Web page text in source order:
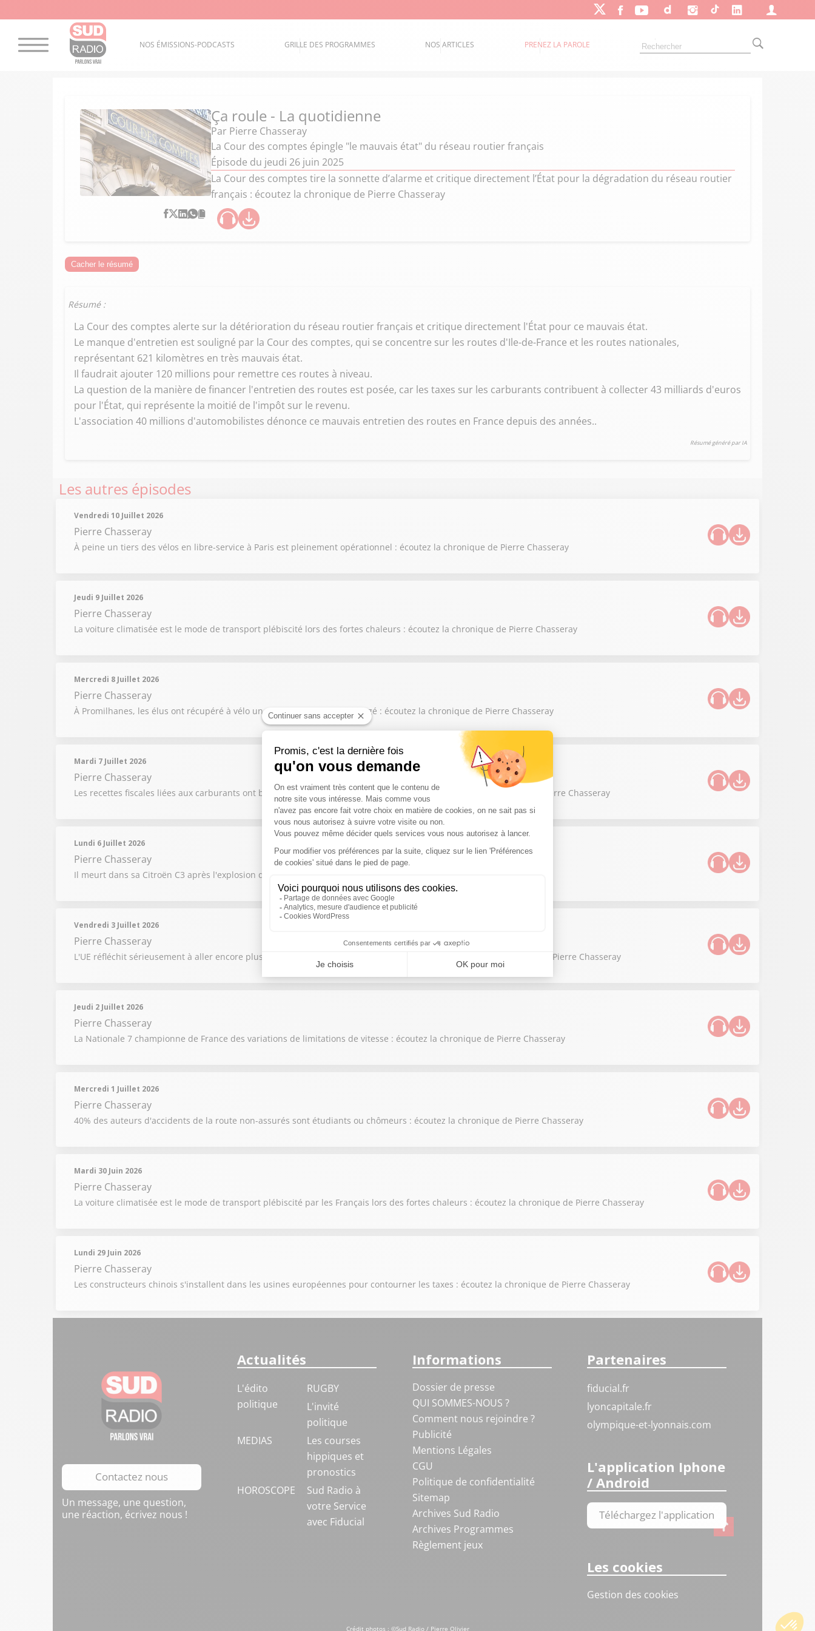
NOS ÉMISSIONS-PODCASTS GRILLE DES PROGRAMMES NOS ARTICLES PRENEZ LA PAROLE
Ça roule - La quotidienne
Par Pierre Chasseray
La Cour des comptes épingle "le mauvais état" du réseau routier français
Épisode du jeudi 26 juin 2025
La Cour des comptes tire la sonnette d’alarme et critique directement l’État pour la dégradation du réseau routier
français : écoutez la chronique de Pierre Chasseray
Cacher le résumé
Résumé :
La Cour des comptes alerte sur la détérioration du réseau routier français et critique directement l'État pour ce mauvais état.
Le manque d'entretien est souligné par la Cour des comptes, qui se concentre sur les routes d'Ile-de-France et les routes nationales,
représentant 621 kilomètres en très mauvais état.
Il faudrait ajouter 120 millions pour remettre ces routes à niveau.
La question de la manière de financer l'entretien des routes est posée, car les taxes sur les carburants contribuent à collecter 43 milliards d'euros
pour l'État, qui représente la moitié de l'impôt sur le revenu.
L'association 40 millions d'automobilistes dénonce ce mauvais entretien des routes en France depuis des années..
Résumé généré par IA
Les autres épisodes
Vendredi 10 Juillet 2026
Pierre Chasseray
À peine un tiers des vélos en libre-service à Paris est pleinement opérationnel : écoutez la chronique de Pierre Chasseray
Jeudi 9 Juillet 2026
Pierre Chasseray
La voiture climatisée est le mode de transport plébiscité lors des fortes chaleurs : écoutez la chronique de Pierre Chasseray
Mercredi 8 Juillet 2026
Pierre Chasseray
À Promilhanes, les élus ont récupéré à vélo un véhicule électrique partagé : écoutez la chronique de Pierre Chasseray
Mardi 7 Juillet 2026
Pierre Chasseray
Les recettes fiscales liées aux carburants ont baissé sur les six premiers mois de l'année : écoutez la chronique de Pierre Chasseray
Lundi 6 Juillet 2026
Pierre Chasseray
Il meurt dans sa Citroën C3 après l'explosion de son airbag Takata : écoutez la chronique de Pierre Chasseray
Vendredi 3 Juillet 2026
Pierre Chasseray
L'UE réfléchit sérieusement à aller encore plus loin dans la lutte contre les excès de vitesse : écoutez la chronique de Pierre Chasseray
Jeudi 2 Juillet 2026
Pierre Chasseray
La Nationale 7 championne de France des variations de limitations de vitesse : écoutez la chronique de Pierre Chasseray
Mercredi 1 Juillet 2026
Pierre Chasseray
40% des auteurs d'accidents de la route non-assurés sont étudiants ou chômeurs : écoutez la chronique de Pierre Chasseray
Mardi 30 Juin 2026
Pierre Chasseray
La voiture climatisée est le mode de transport plébiscité par les Français lors des fortes chaleurs : écoutez la chronique de Pierre Chasseray
Lundi 29 Juin 2026
Pierre Chasseray
Les constructeurs chinois s'installent dans les usines européennes pour contourner les taxes : écoutez la chronique de Pierre Chasseray
Contactez nous
Un message, une question,
une réaction, écrivez nous !
Actualités
L'édito
politique
RUGBY
L'invité
politique
MEDIAS
Les courses
hippiques et
pronostics
HOROSCOPE
Sud Radio à
votre Service
avec Fiducial
Informations
Dossier de presse
QUI SOMMES-NOUS ?
Comment nous rejoindre ?
Publicité
Mentions Légales
CGU
Politique de confidentialité
Sitemap
Archives Sud Radio
Archives Programmes
Règlement jeux
Partenaires
fiducial.fr
lyoncapitale.fr
olympique-et-lyonnais.com
L'application Iphone
/ Android
Téléchargez l'application
Les cookies
Gestion des cookies
Crédit photos : ©Sud Radio / Pierre Olivier